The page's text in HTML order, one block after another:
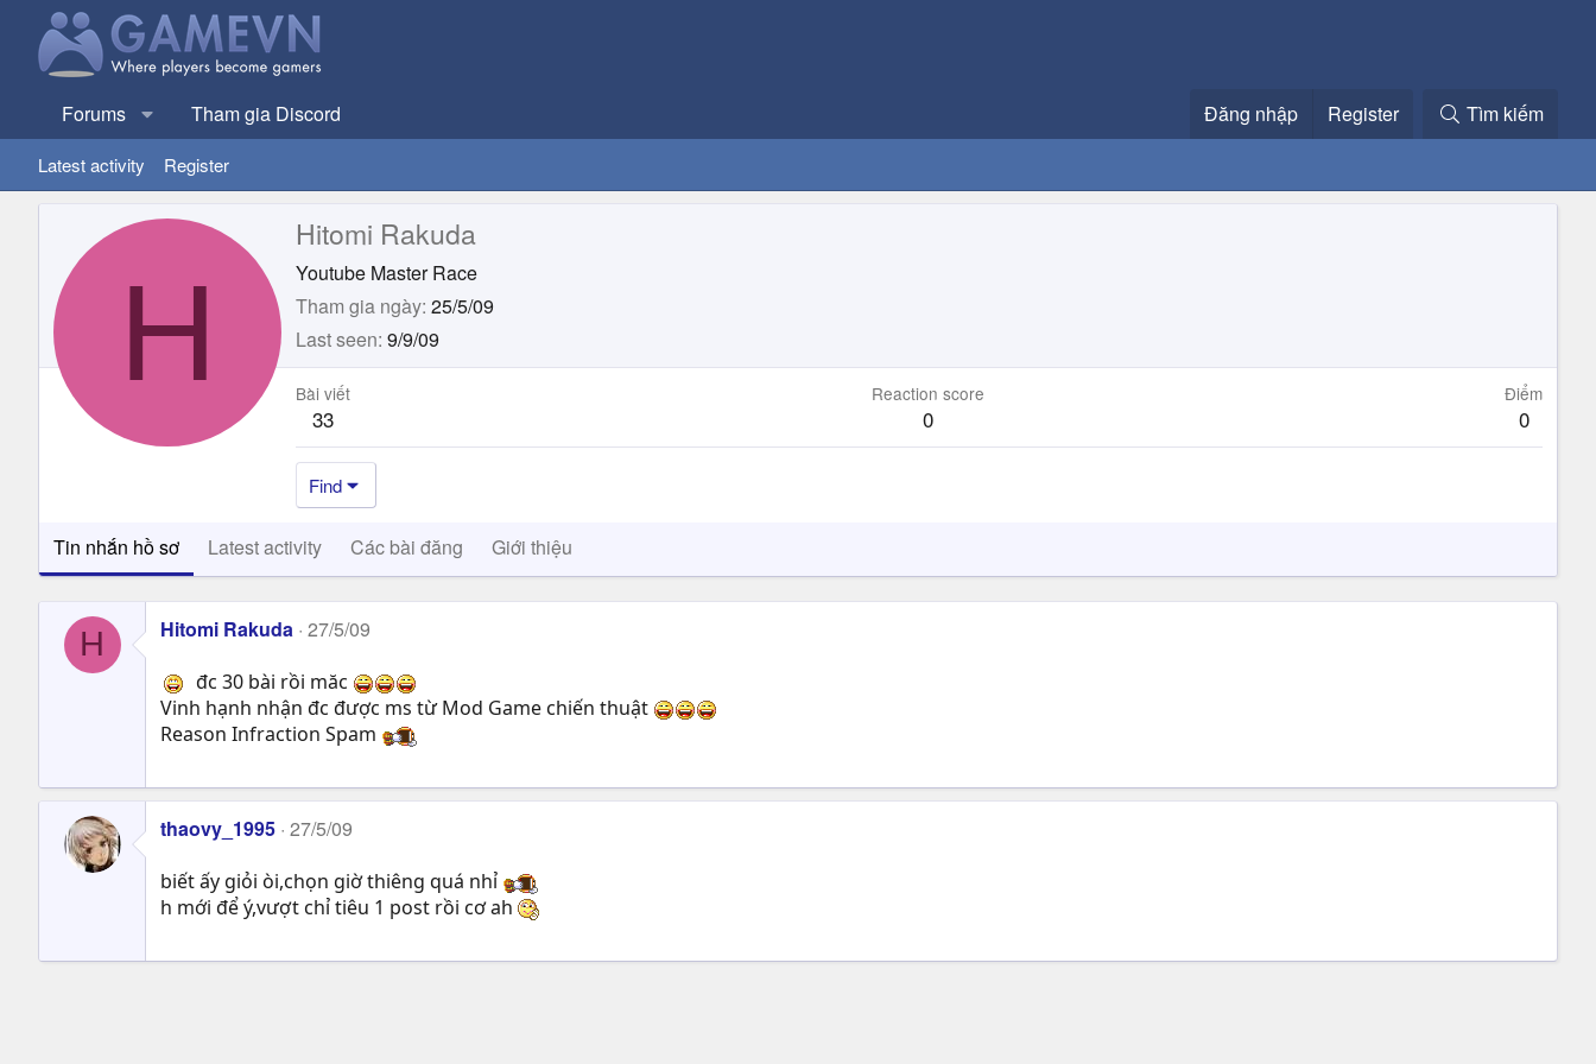
Forums Tham gia Discord Đăng nhập Register Tìm kiếm
Latest activity Register
H
Hitomi Rakuda
Youtube Master Race
Tham gia ngày 25/5/09
Last seen 9/9/09
Bài viết
33
Reaction score
0
Điểm
0
Find
Tin nhắn hồ sơ Latest activity Các bài đăng Giới thiệu
H Hitomi Rakuda 27/5/09
đc 30 bài rồi măc
Vinh hạnh nhận đc được ms từ Mod Game chiến thuật
Reason Infraction Spam
thaovy_1995 27/5/09
biết ấy giỏi òi,chọn giờ thiêng quá nhỉ
h mới để ý,vượt chỉ tiêu 1 post rồi cơ ah